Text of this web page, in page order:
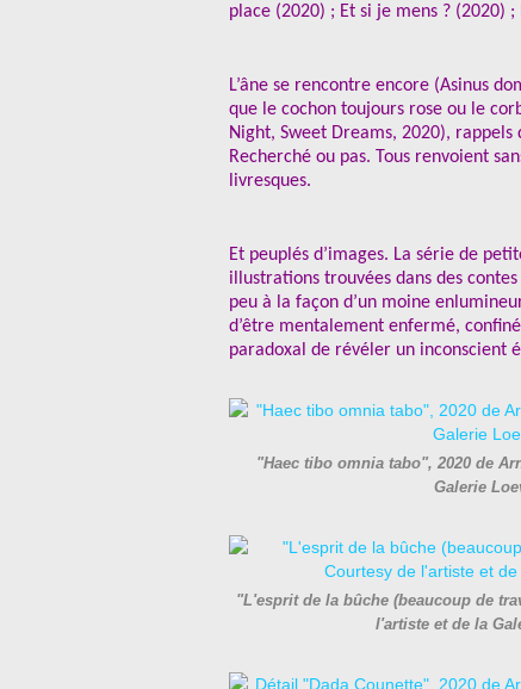
place (2020) ; Et si je mens ? (2020)
L’âne se rencontre encore (Asinus
que le cochon toujours rose ou le
Night, Sweet Dreams, 2020),
Recherché ou pas. Tous renvoient
livresques.
Et peuplés d’images. La série de
illustrations trouvées dans des
peu à la façon d’un moine
d’être mentalement enfermé,
paradoxal de révéler un inconscient
"Haec tibo omnia tabo", 2020 de
Galerie
"L'esprit de la bûche (beaucoup de
l'artiste et de la